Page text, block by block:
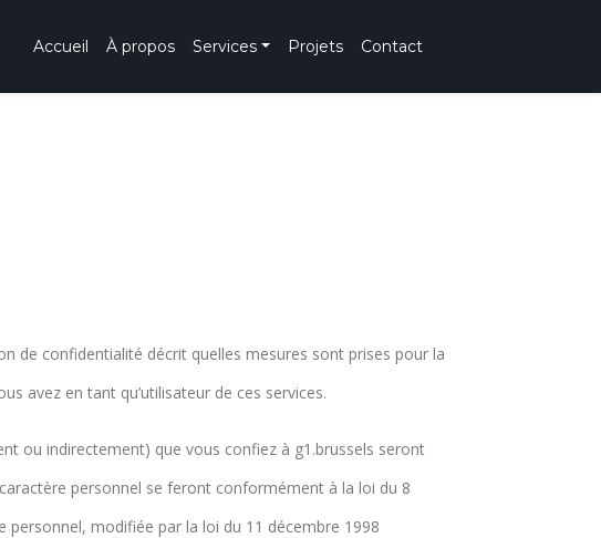
Accueil À propos Services Projets Contact
de confidentialité décrit quelles mesures sont prises pour la
avez en tant qu’utilisateur de ces services.
ou indirectement) que vous confiez à g1.brussels seront
personnel se feront conformément à la loi du 8
modifiée par la loi du 11 décembre 1998